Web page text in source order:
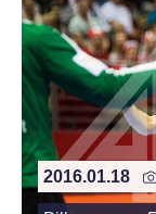
2016.01.18